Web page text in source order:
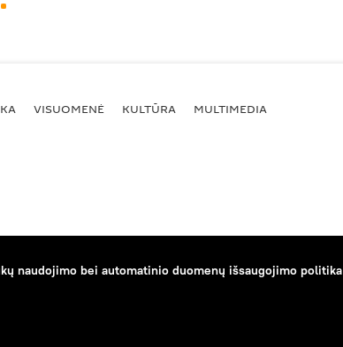
VISUOMENĖ KULTŪRA MULTIMEDIA
naudojimo bei automatinio duomenų išsaugojimo politika